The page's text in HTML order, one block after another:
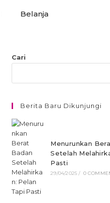
Belanja
Cari
Berita Baru Dikunjungi
Menurunkan
Setelah
Pasti
29/04/2025 / 0